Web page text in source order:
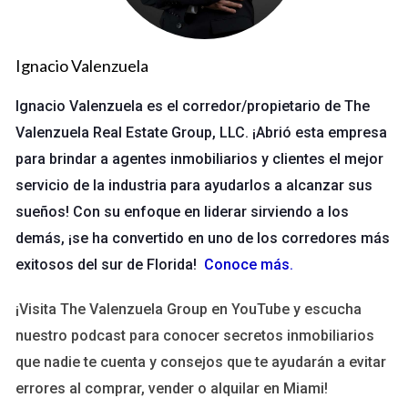
LLAMAR AHORA
trabajan a tiempo completo. Cada domingo, se sientan juntos
para planificar la semana. Usan un calendario familiar donde
anotan actividades escolares, citas médicas y eventos
sociales. Esta práctica ha reducido el estrés y mejora la
comunicación familiar.
Clara tiene su propio negocio en línea. Utiliza Trello para
gestionar tareas y proyectos. Cada mañana revisa su lista y
prioriza lo que necesita hacer ese día. Gracias a esta
organización, ha aumentado sus ventas un 30% en solo seis
Ignacio Valenzuela
Ignacio Valenzuela es el corredor/propietario de The
Valenzuela Real Estate Group, LLC. ¡Abrió esta empresa
para brindar a agentes inmobiliarios y clientes el mejor
servicio de la industria para ayudarlos a alcanzar sus
sueños! Con su enfoque en liderar sirviendo a los
demás, ¡se ha convertido en uno de los corredores más
exitosos del sur de Florida! Conoce más.
¡Visita The Valenzuela Group en YouTube y escucha
nuestro podcast para conocer secretos inmobiliarios
que nadie te cuenta y consejos que te ayudarán a evitar
errores al comprar, vender o alquilar en Miami!